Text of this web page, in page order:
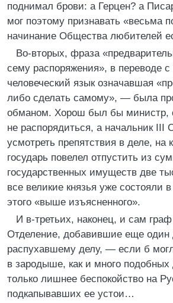
поднимал брови: а Герцен? а
мог поэтому признавать «весьма
начинание Общества любителей
Во-вторых, фраза
сему распоряжения», в переводе с
человеческий язык означавшая
либо сделать самому», — была
обманом. Хорош был бы министр,
не распорядиться, а начальник III
усмотреть препятствия в деле, на
государь повелел отпустить из
государственных имуществ две
все великие князья уже состояли
этого «выше изъясненного».
И в-третьих, наконец, и сам
Отделение, добавившие еще один
распухавшему делу, — если б
в зародыше, как и много
только лишнее беспокойство на
подкапывавших ее устои…